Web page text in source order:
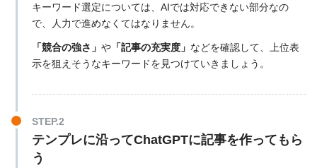
キーワード選定については、AIでは対応できない部分なの
で、人力で進めなくてはなりません。
「競合の強さ」 や「記事の充実度」 などを確認して、上位表
示を狙えそうなキーワードを見つけていきましょう。
STEP.2
テンプレに沿ってChatGPTに記事を作ってもら
う